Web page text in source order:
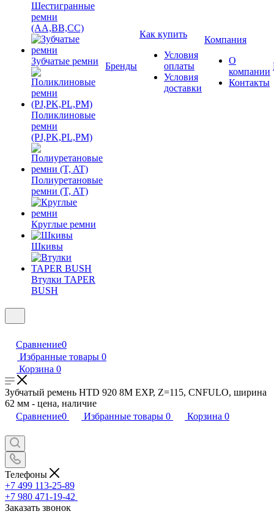
Шестигранные
ремни
(AA,BB,CC)
Зубчатые ремни
Поликлиновые
ремни
(PJ,PK,PL,PM)
Полиуретановые
ремни (T, AT)
Круглые ремни
Шкивы
Втулки TAPER
BUSH
Бренды
Как купить
Условия
оплаты
Условия
доставки
Компания
О
компании
Контакты
Сравнение0
Избранные товары 0
Корзина 0
Зубчатый ремень HTD 920 8M EXP, Z=115, CNFULO, ширина
62 мм - цена, наличие
Сравнение0 Избранные товары 0 Корзина 0
Телефоны
+7 499 113-25-89
+7 980 471-19-42
Заказать звонок